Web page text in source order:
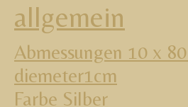
allgemein
Abmessungen 10 x
diemeter1cm
Farbe Silber